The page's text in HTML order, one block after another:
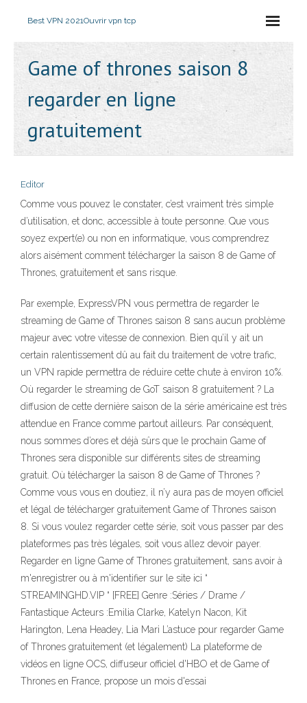
Best VPN 2021Ouvrir vpn tcp
Game of thrones saison 8
regarder en ligne
gratuitement
Editor
Comme vous pouvez le constater, c’est vraiment très simple
d’utilisation, et donc, accessible à toute personne. Que vous
soyez expert(e) ou non en informatique, vous comprendrez
alors aisément comment télécharger la saison 8 de Game of
Thrones, gratuitement et sans risque.
Par exemple, ExpressVPN vous permettra de regarder le
streaming de Game of Thrones saison 8 sans aucun problème
majeur avec votre vitesse de connexion. Bien qu’il y ait un
certain ralentissement dû au fait du traitement de votre trafic,
un VPN rapide permettra de réduire cette chute à environ 10%.
Où regarder le streaming de GoT saison 8 gratuitement ? La
diffusion de cette dernière saison de la série américaine est très
attendue en France comme partout ailleurs. Par conséquent,
nous sommes d’ores et déjà sûrs que le prochain Game of
Thrones sera disponible sur différents sites de streaming
gratuit. Où télécharger la saison 8 de Game of Thrones ?
Comme vous vous en doutiez, il n’y aura pas de moyen officiel
et légal de télécharger gratuitement Game of Thrones saison
8. Si vous voulez regarder cette série, soit vous passer par des
plateformes pas très légales, soit vous allez devoir payer.
Regarder en ligne Game of Thrones gratuitement, sans avoir à
m'enregistrer ou à m'identifier sur le site ici “
STREAMINGHD.VIP “ [FREE] Genre :Séries / Drame /
Fantastique Acteurs :Emilia Clarke, Katelyn Nacon, Kit
Harington, Lena Headey, Lia Mari L’astuce pour regarder Game
of Thrones gratuitement (et légalement) La plateforme de
vidéos en ligne OCS, diffuseur officiel d'HBO et de Game of
Thrones en France, propose un mois d'essai